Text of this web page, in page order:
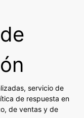
de
servicio de
de respuesta en
de ventas y de